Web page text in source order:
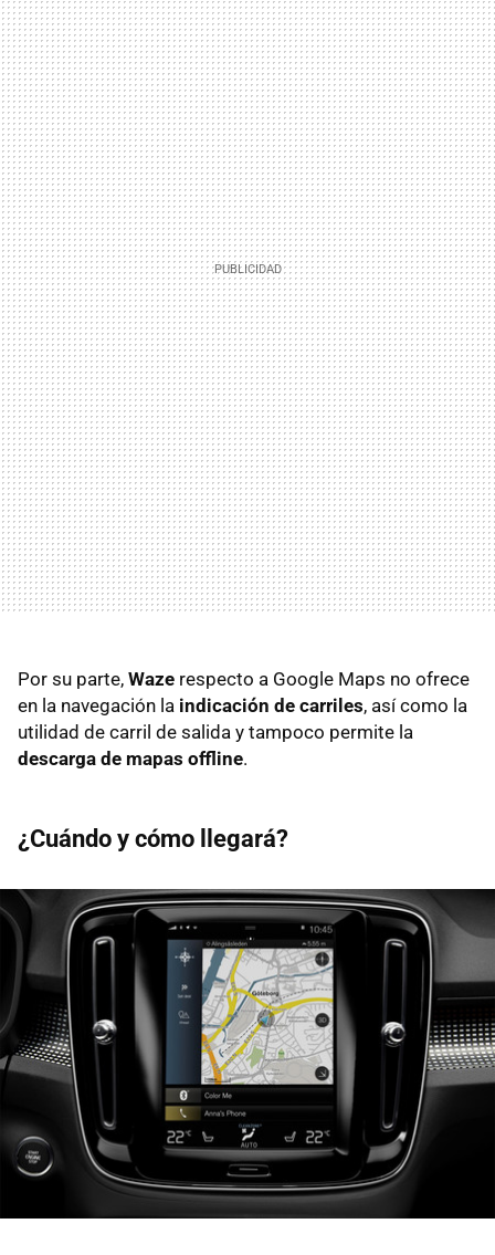
Por su parte, Waze respecto a Google Maps no ofrece
en la navegación la indicación de carriles, así como la
utilidad de carril de salida y tampoco permite la
descarga de mapas offline.
¿Cuándo y cómo llegará?